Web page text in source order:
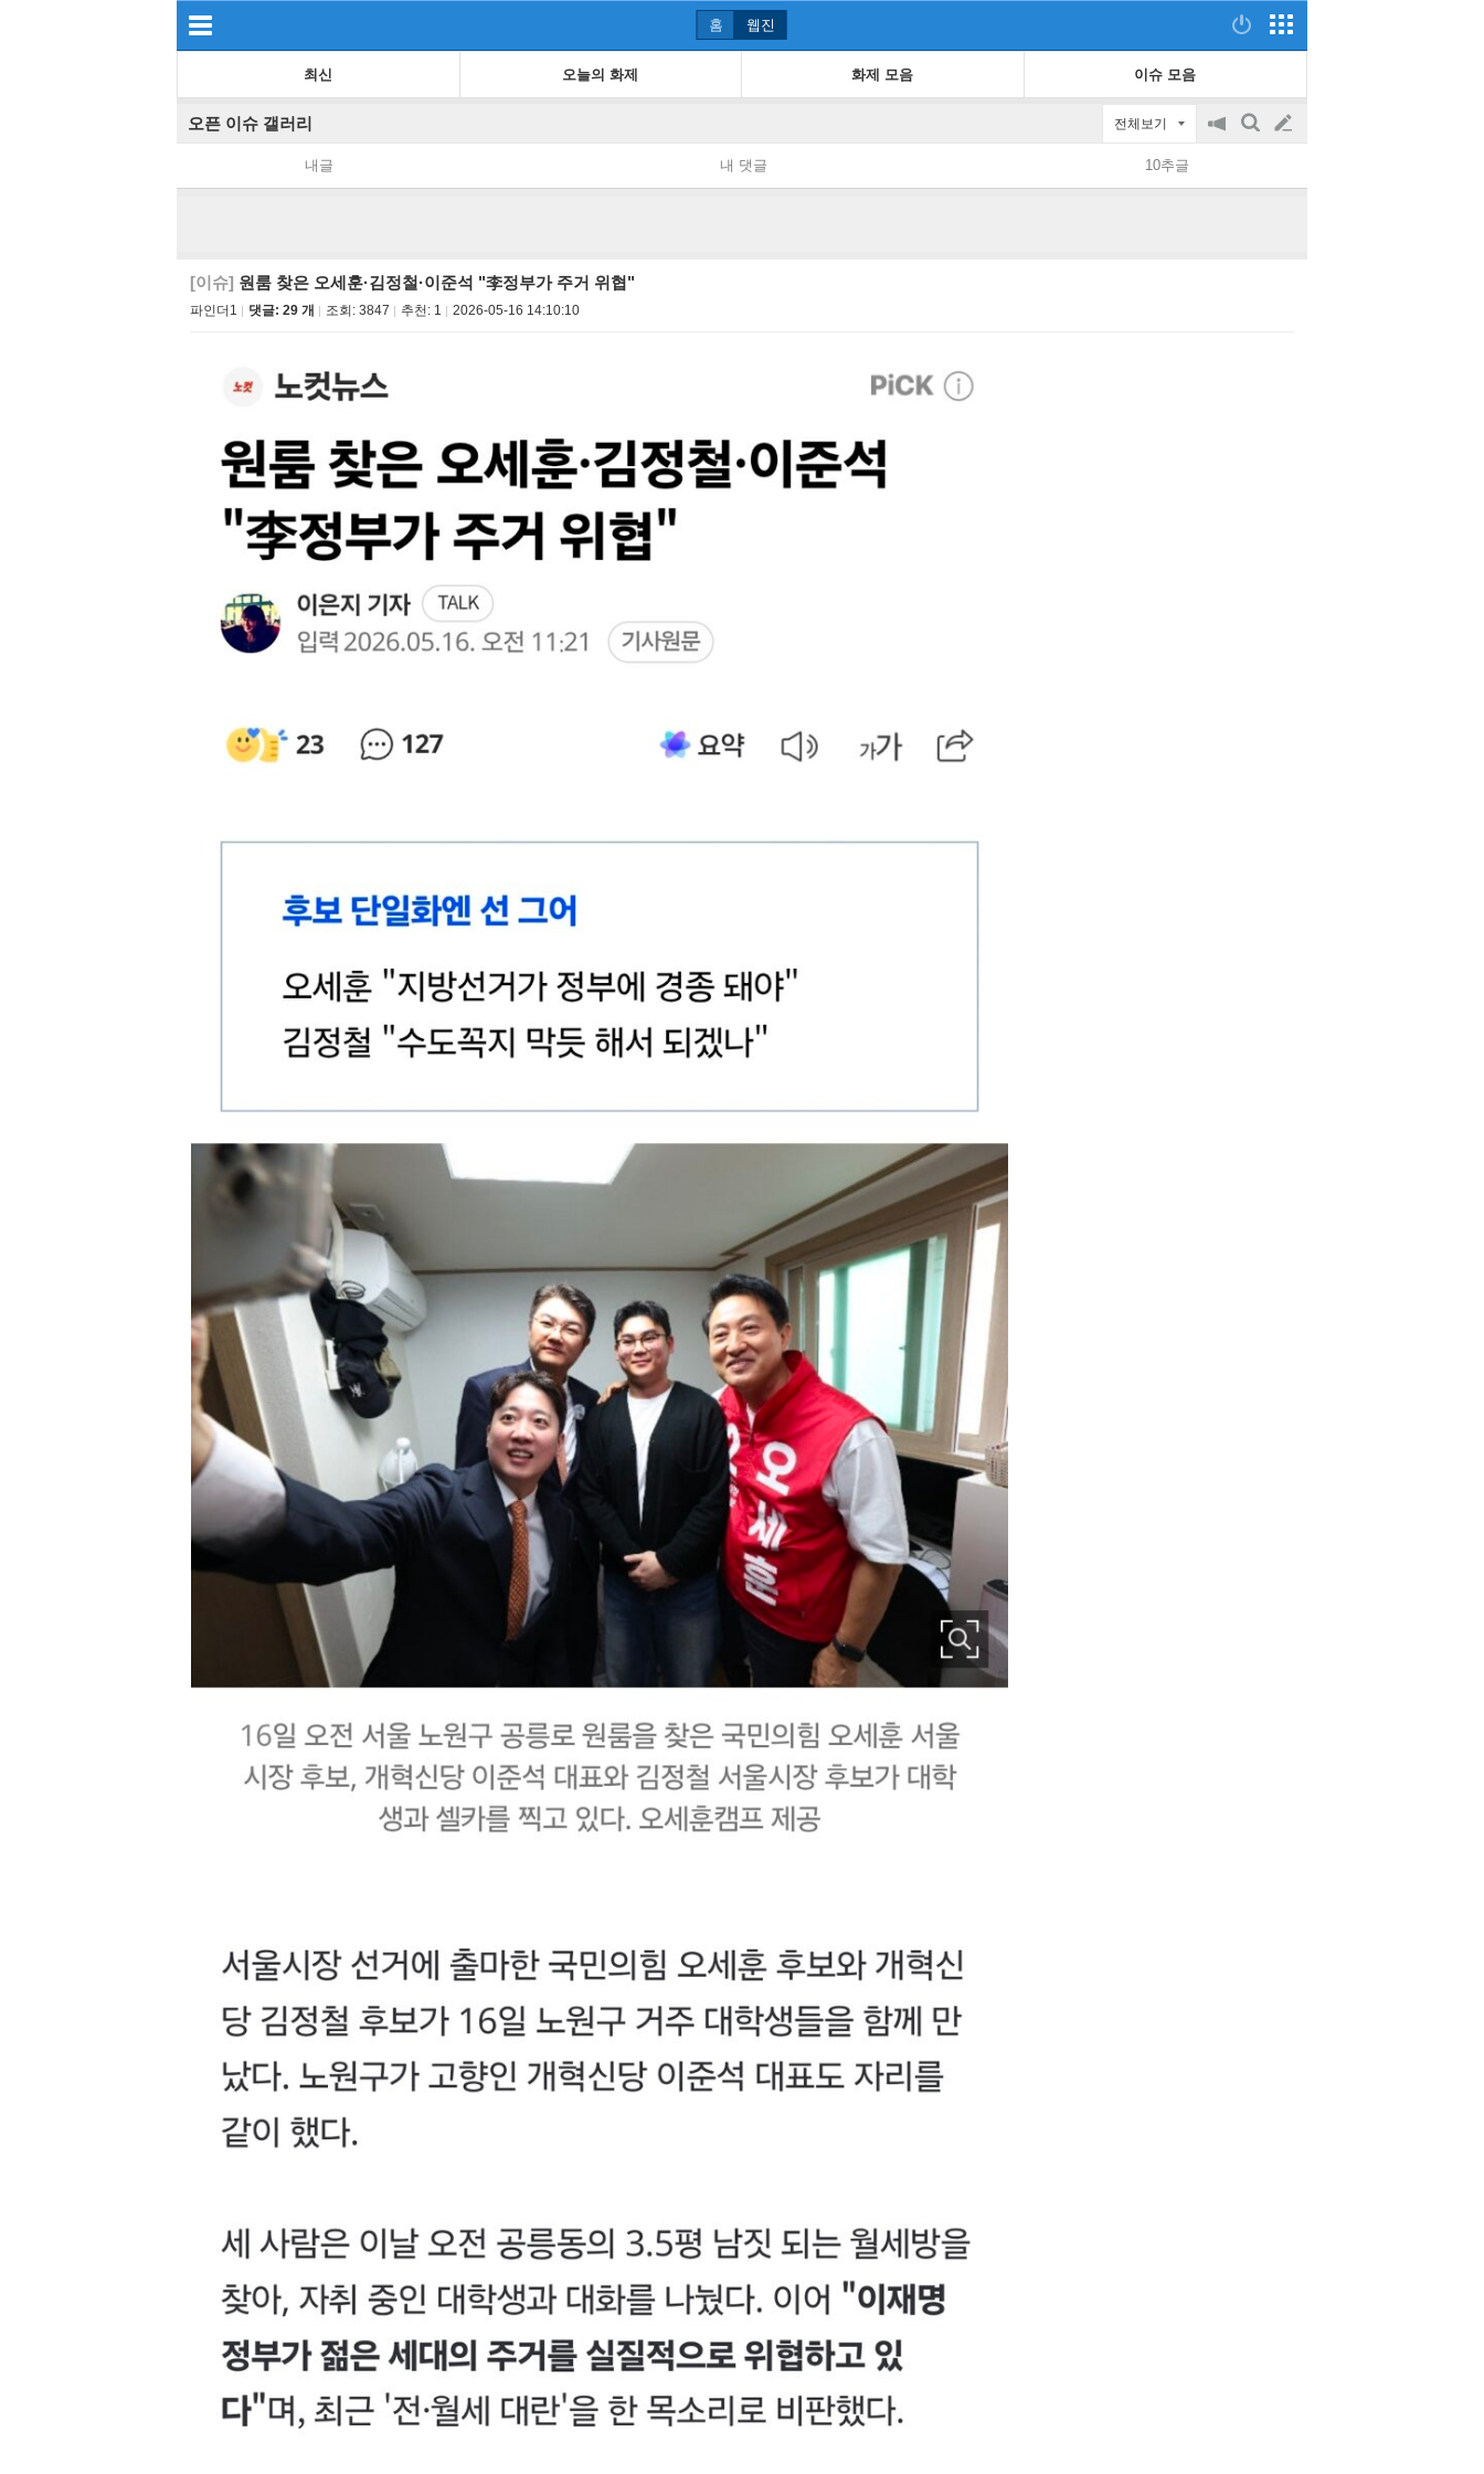
홈 웹진
최신 오늘의 화제 화제 모음 이슈 모음
오픈 이슈 갤러리 전체보기
공
on/off
검
글
쓰
내글 내 댓글 10추글
[이슈] 원룸 찾은 오세훈·김정철·이준석 "李정부가 주거 위협"
파인더1 댓글: 29 개 조회: 3847 추천: 1 2026-05-16 14:10:10